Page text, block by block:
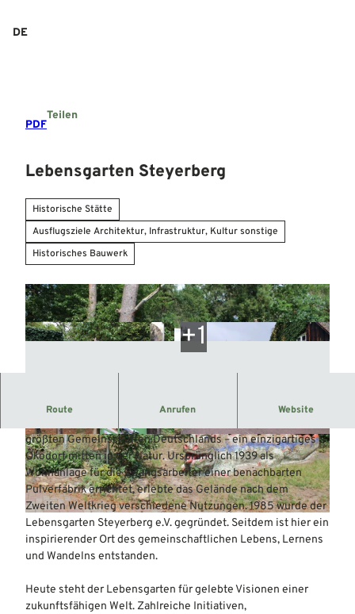
DE
PDF
Teilen
Lebensgarten Steyerberg
Historische Stätte
Ausflugsziele Architektur, Infrastruktur, Kultur sonstige
Historisches Bauwerk
© Mittelweser-Touristik GmbH | CC-BY
© Mittelweser-Touristik GmbH |CC-BY © Mittelweser-Touristik GmbH |CC-BY
Route Anrufen Website
Ökodorf, Lernort und lebenige Gemeinschaft
größten Gemeinschaften Deutschlands – ein einzigartiges
Ökodorf mitten in der Natur. Ursprünglich 1939 als
Wohnanlage für die Zwangsarbeiter einer benachbarten
Pulverfabrik errichtet, erlebte das Gelände nach dem
Zweiten Weltkrieg verschiedene Nutzungen. 1985 wurde der
Lebensgarten Steyerberg e.V. gegründet. Seitdem ist hier ein
inspirierender Ort des gemeinschaftlichen Lebens, Lernens
und Wandelns entstanden.
Heute steht der Lebensgarten für gelebte Visionen einer
zukunftsfähigen Welt. Zahlreiche Initiativen,